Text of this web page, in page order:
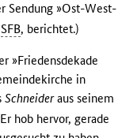
Sendung »Ost-West-
SFB, berichtet.)
»Friedensdekade
in
Schneideraus seinem
Er hob hervor, gerade